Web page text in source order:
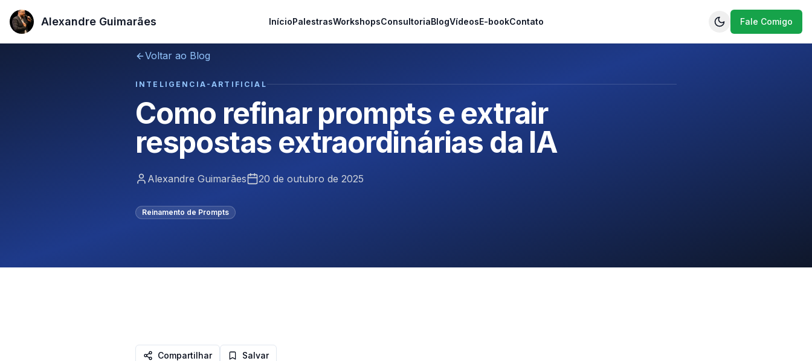
Alexandre Guimarães
Alexandre Guimarães InícioPalestrasWorkshopsConsultoriaBlogVídeosE-bookContato Fale Comigo
Voltar ao Blog
INTELIGENCIA-ARTIFICIAL
Como refinar prompts e extrair
respostas extraordinárias da IA
Alexandre Guimarães 20 de outubro de 2025
Reinamento de Prompts
Compartilhar Salvar